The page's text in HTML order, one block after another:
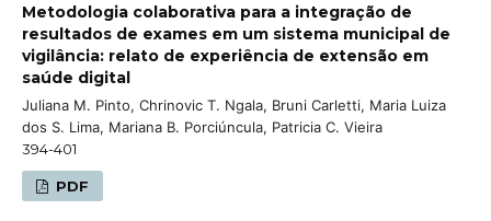
Metodologia colaborativa para a integração de
resultados de exames em um sistema municipal de
vigilância: relato de experiência de extensão em
saúde digital
Juliana M. Pinto, Chrinovic T. Ngala, Bruni Carletti, Maria Luiza
dos S. Lima, Mariana B. Porciúncula, Patricia C. Vieira
394-401
PDF